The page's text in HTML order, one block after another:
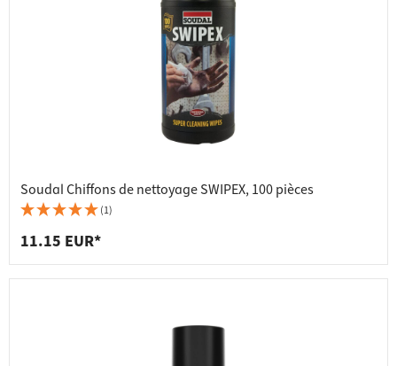
Soudal Chiffons de nettoyage SWIPEX, 100 pièces
(1)
11.15 EUR*